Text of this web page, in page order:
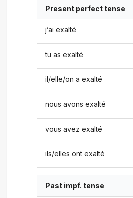
Present perfect tense
j’ai exalté
tu as exalté
il/elle/on a exalté
nous avons exalté
vous avez exalté
ils/elles ont exalté
Past impf. tense